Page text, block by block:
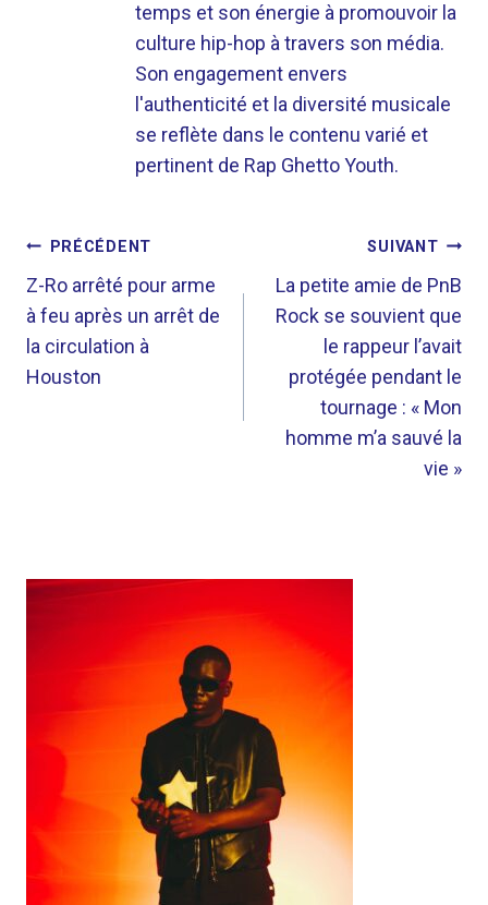
temps et son énergie à promouvoir la
culture hip-hop à travers son média.
Son engagement envers
l'authenticité et la diversité musicale
se reflète dans le contenu varié et
pertinent de Rap Ghetto Youth.
NAVIGATION
DE
L’ARTICLE
PRÉCÉDENT
Z-Ro arrêté pour arme
à feu après un arrêt de
la circulation à
Houston
SUIVANT
La petite amie de PnB
Rock se souvient que
le rappeur l’avait
protégée pendant le
tournage : « Mon
homme m’a sauvé la
vie »